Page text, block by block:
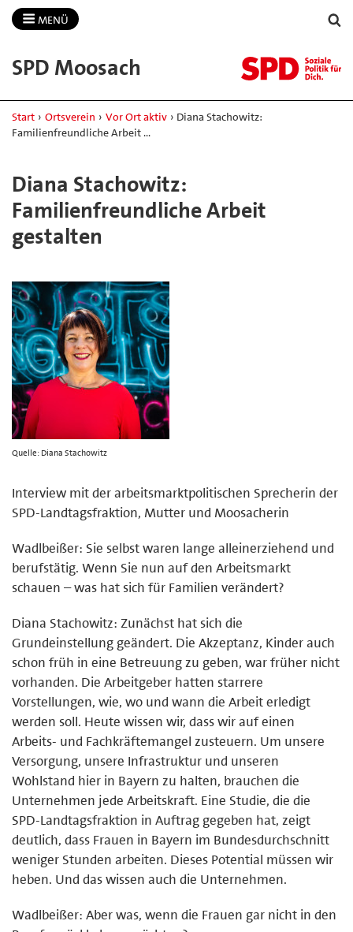
MENÜ
SPD Moosach
Start › Ortsverein › Vor Ort aktiv › Diana Stachowitz:
Familienfreundliche Arbeit …
Diana Stachowitz:
Familienfreundliche Arbeit
gestalten
Quelle: Diana Stachowitz
Interview mit der arbeitsmarktpolitischen Sprecherin der
SPD-Landtagsfraktion, Mutter und Moosacherin
Wadlbeißer: Sie selbst waren lange alleinerziehend und
berufstätig. Wenn Sie nun auf den Arbeitsmarkt
schauen – was hat sich für Familien verändert?
Diana Stachowitz: Zunächst hat sich die
Grundeinstellung geändert. Die Akzeptanz, Kinder auch
schon früh in eine Betreuung zu geben, war früher nicht
vorhanden. Die Arbeitgeber hatten starrere
Vorstellungen, wie, wo und wann die Arbeit erledigt
werden soll. Heute wissen wir, dass wir auf einen
Arbeits- und Fachkräftemangel zusteuern. Um unsere
Versorgung, unsere Infrastruktur und unseren
Wohlstand hier in Bayern zu halten, brauchen die
Unternehmen jede Arbeitskraft. Eine Studie, die die
SPD-Landtagsfraktion in Auftrag gegeben hat, zeigt
deutlich, dass Frauen in Bayern im Bundesdurchschnitt
weniger Stunden arbeiten. Dieses Potential müssen wir
heben. Und das wissen auch die Unternehmen.
Wadlbeißer: Aber was, wenn die Frauen gar nicht in den